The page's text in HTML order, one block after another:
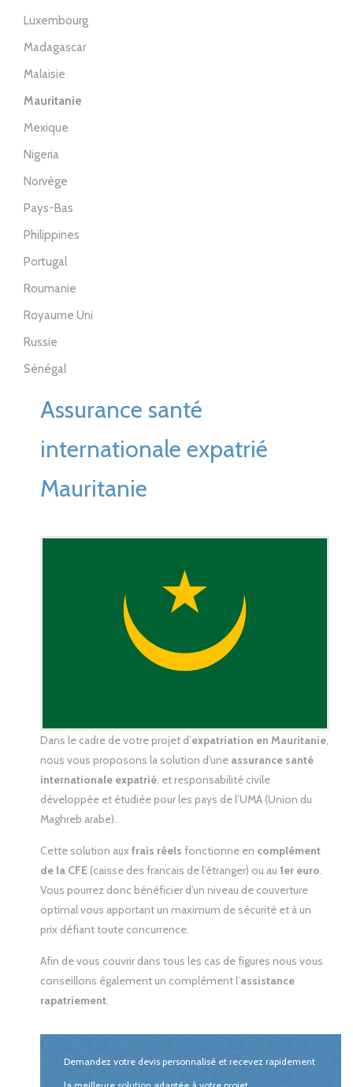
Luxembourg
Madagascar
Malaisie
Mauritanie
Mexique
Nigeria
Norvège
Pays-Bas
Philippines
Portugal
Roumanie
Royaume Uni
Russie
Sénégal
Assurance santé
internationale expatrié
Mauritanie
Dans le cadre de votre projet d’expatriation en Mauritanie,
nous vous proposons la solution d’une assurance santé
internationale expatrié, et responsabilité civile
développée et étudiée pour les pays de l’UMA (Union du
Maghreb arabe).
Cette solution aux frais réels fonctionne en complément
de la CFE(caisse des francais de l’étranger) ou au 1ereuro
Vous pourrez donc bénéficier d’un niveau de couverture
optimal vous apportant un maximum de sécurité et à un
prix défiant toute concurrence.
Afin de vous couvrir dans tous les cas de figures nous vous
conseillons également un complément l’assistance
rapatriement.
Demandez votre devis personnalisé et recevez rapidement